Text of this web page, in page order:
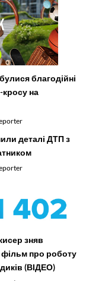
благодійні
кросу на
деталі ДТП з
зняв
про роботу
(ВІДЕО)